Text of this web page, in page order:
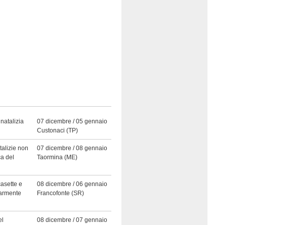
07 dicembre / 05 gennaio
Custonaci (TP)
non
del
07 dicembre / 08 gennaio
Taormina (ME)
e
08 dicembre / 06 gennaio
Francofonte (SR)
08 dicembre / 07 gennaio